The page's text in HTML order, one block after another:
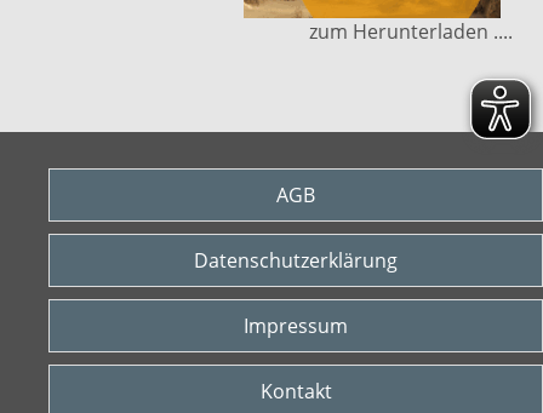
zum Herunterladen ....
AGB
Datenschutzerklärung
Impressum
Kontakt